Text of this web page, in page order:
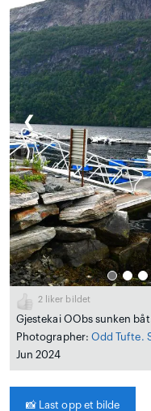
❮
2 liker bildet
Gjestekai OObs sunken
Photographer: Odd Tufte.
Jun 2024
📸 Last opp et bilde